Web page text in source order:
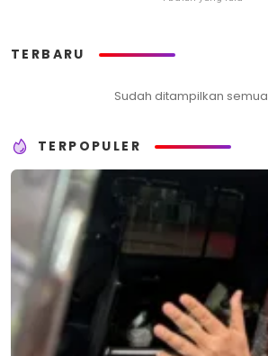
TERBARU
Sudah ditampilkan semua
TERPOPULER